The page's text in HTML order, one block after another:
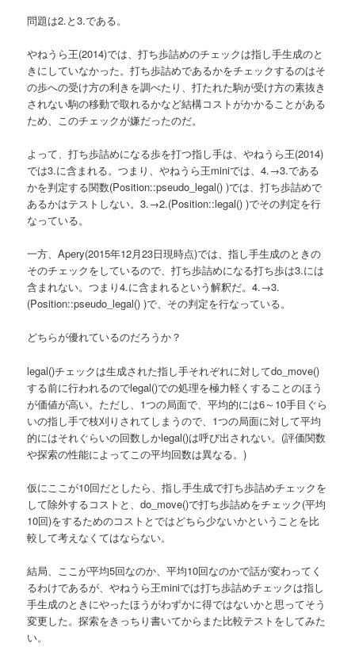
問題は2.と3.である。
やねうら王(2014)では、打ち歩詰めのチェックは指し手生成のと
きにしていなかった。打ち歩詰めであるかをチェックするのはそ
の歩への受け方の利きを調べたり、打たれた駒が受け方の素抜き
されない駒の移動で取れるかなど結構コストがかかることがある
ため、このチェックが嫌だったのだ。
よって、打ち歩詰めになる歩を打つ指し手は、やねうら王(2014)
では3.に含まれる。つまり、やねうら王miniでは、4.→3.である
かを判定する関数(Position::pseudo_legal() )では、打ち歩詰めで
あるかはテストしない。3.→2.(Position::legal() )でその判定を行
なっている。
一方、Apery(2015年12月23日現時点)では、指し手生成のときの
そのチェックをしているので、打ち歩詰めになる打ち歩は3.には
含まれない。つまり4.に含まれるという解釈だ。4.→3.
(Position::pseudo_legal() )で、その判定を行なっている。
どちらが優れているのだろうか？
legal()チェックは生成された指し手それぞれに対してdo_move()
する前に行われるのでlegal()での処理を極力軽くすることのほう
が価値が高い。ただし、1つの局面で、平均的には6～10手目ぐら
いの指し手で枝刈りされてしまうので、1つの局面に対して平均
的にはそれぐらいの回数しかlegal()は呼び出されない。(評価関数
や探索の性能によってこの平均回数は異なる。)
仮にここが10回だとしたら、指し手生成で打ち歩詰めチェックを
して除外するコストと、do_move()で打ち歩詰めをチェック(平均
10回)をするためのコストとではどちら少ないかということを比
較して考えなくてはならない。
結局、ここが平均5回なのか、平均10回なのかで話が変わってく
るわけであるが、やねうら王miniでは打ち歩詰めチェックは指し
手生成のときにやったほうがわずかに得ではないかと思ってそう
変更した。探索をきっちり書いてからまた比較テストをしてみた
い。